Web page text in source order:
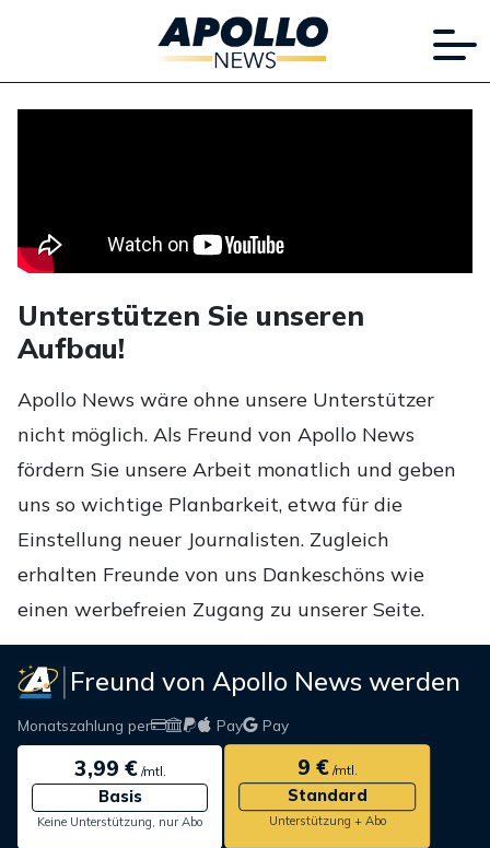
Unterstützen Sie unseren
Aufbau!
Apollo News wäre ohne unsere Unterstützer
nicht möglich. Als Freund von Apollo News
fördern Sie unsere Arbeit monatlich und geben
uns so wichtige Planbarkeit, etwa für die
Einstellung neuer Journalisten. Zugleich
erhalten Freunde von uns Dankeschöns wie
einen werbefreien Zugang zu unserer Seite.
Freund von Apollo News werden
Monatszahlung per Pay Pay
3,99 €/mtl.
Basis
Keine Unterstützung, nur Abo
9 €/mtl.
Standard
Unterstützung + Abo